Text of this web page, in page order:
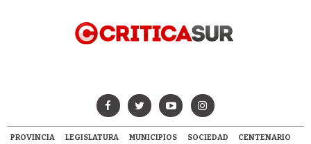
PROVINCIA LEGISLATURA MUNICIPIOS SOCIEDAD CENTENARIO